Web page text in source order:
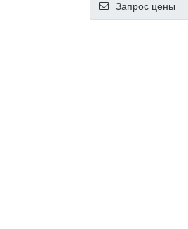
Запрос цены